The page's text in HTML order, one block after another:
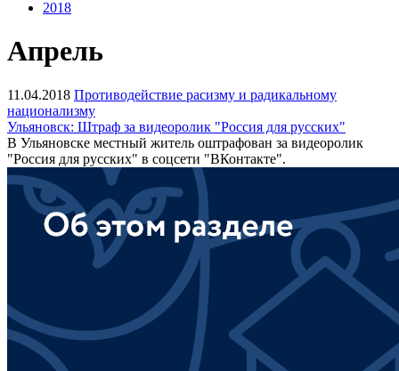
2018
Апрель
11.04.2018 Противодействие расизму и радикальному
национализму
Ульяновск: Штраф за видеоролик "Россия для русских"
В Ульяновске местный житель оштрафован за видеоролик
"Россия для русских" в соцсети "ВКонтакте".